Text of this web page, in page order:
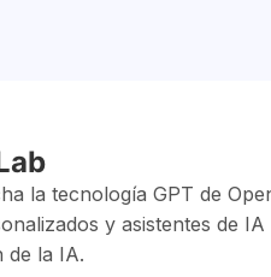
la tecnología GPT de
y asistentes de
de la IA.